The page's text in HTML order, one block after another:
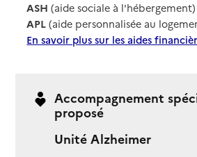
ASH (aide sociale à l'hébergement)
APL (aide personnalisée au
En savoir plus sur les aides
Accompagnement
proposé
Unité Alzheimer